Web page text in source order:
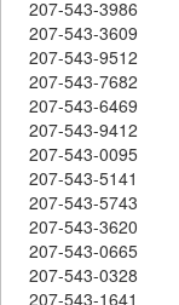
207-543-3986
207-543-3609
207-543-9512
207-543-7682
207-543-6469
207-543-9412
207-543-0095
207-543-5141
207-543-5743
207-543-3620
207-543-0665
207-543-0328
207-543-1641